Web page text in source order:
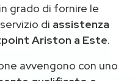
grado di fornire le
di assistenza
Ariston a Este.
avvengono con uno